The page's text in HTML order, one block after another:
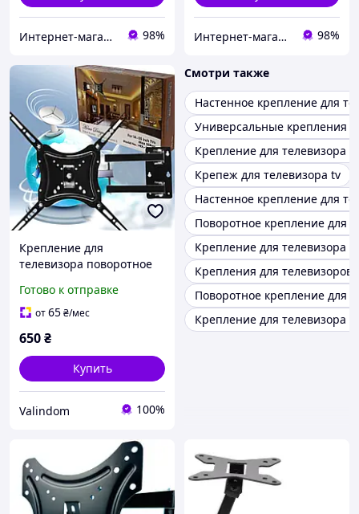
Интернет-магазин «Gadgetarium» 98% Интернет-магазин «Gadgetarium» 98%
Крепление для
телевизора поворотное
HDL-117B-2/ 6896/14"-55"
дюймов/ Кронштейн для
Готово к отправке
от65₴/мес
650₴
Купить
Valindom 100%
Смотри также
Настенное крепление для
Универсальные крепления
Крепление для телевизора
Крепеж для телевизора tv
Настенное крепление для
Поворотное крепление для
Крепление для телевизора
Крепления для телевизоров
Поворотное крепление для
Крепление для телевизора